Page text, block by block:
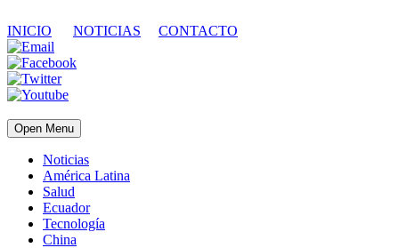
INICIO NOTICIAS CONTACTO
Open Menu
Noticias
América Latina
Salud
Ecuador
Tecnología
China